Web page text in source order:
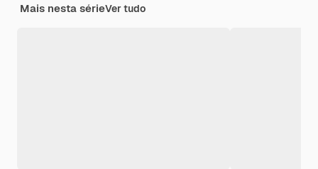
Mais nesta sérieVer tudo